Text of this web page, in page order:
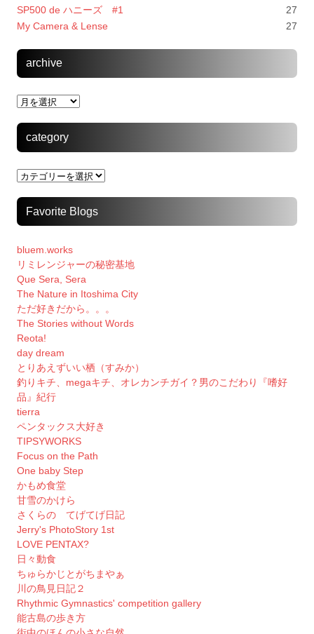
SP500 de ハニーズ #1
27
My Camera & Lense
27
archive
archive
category
category
Favorite Blogs
bluem.works
リミレンジャーの秘密基地
Que Sera, Sera
The Nature in Itoshima City
ただ好きだから。。。
The Stories without Words
Reota!
day dream
とりあえずいい栖（すみか）
釣りキチ、megaキチ、オレカンチガイ？男のこだわり『嗜好
品』紀行
tierra
ペンタックス大好き
TIPSYWORKS
Focus on the Path
One baby Step
かもめ食堂
甘雪のかけら
さくらの てげてげ日記
Jerry's PhotoStory 1st
LOVE PENTAX?
日々動食
ちゅらかじとがちまやぁ
川の鳥見日記２
Rhythmic Gymnastics' competition gallery
能古島の歩き方